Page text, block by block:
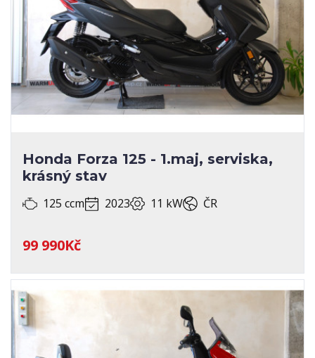
Honda Forza 125 - 1.maj, serviska,
krásný stav
125 ccm 2023 11 kW ČR
99 990Kč